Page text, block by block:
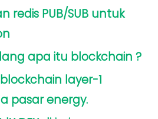
redis PUB/SUB untuk
apa itu blockchain ?
layer-1
pasar energy.